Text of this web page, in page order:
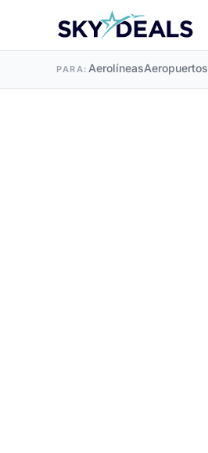
PARA: AerolíneasAeropuertos